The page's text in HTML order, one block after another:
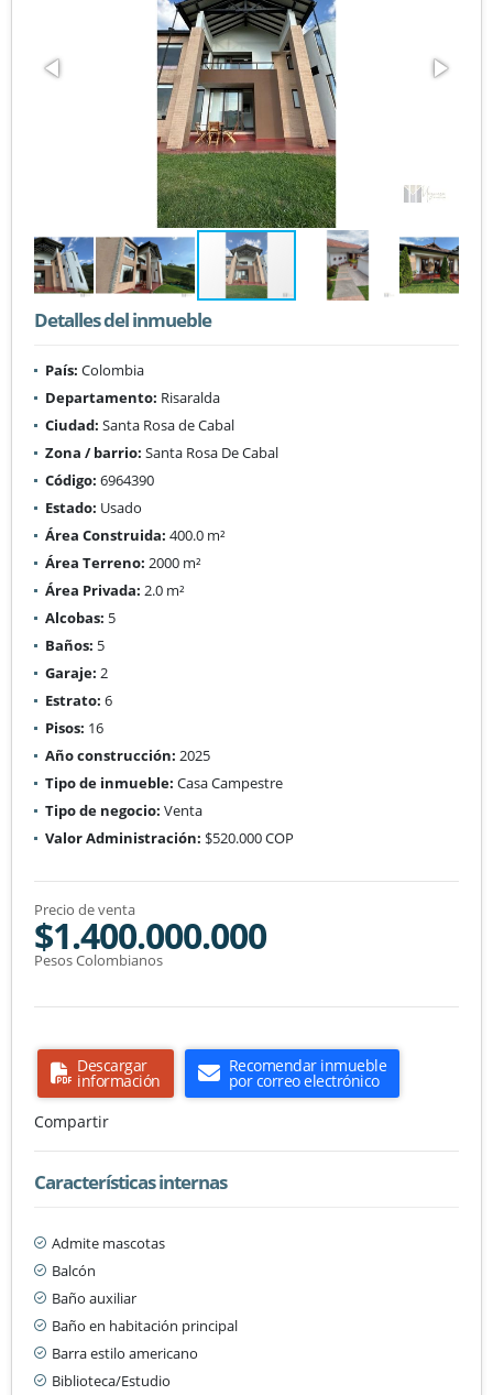
Detalles del inmueble
País: Colombia
Departamento: Risaralda
Ciudad: Santa Rosa de Cabal
Zona / barrio: Santa Rosa De Cabal
Código: 6964390
Estado: Usado
Área Construida: 400.0 m²
Área Terreno: 2000 m²
Área Privada: 2.0 m²
Alcobas: 5
Baños: 5
Garaje: 2
Estrato: 6
Pisos: 16
Año construcción: 2025
Tipo de inmueble: Casa Campestre
Tipo de negocio: Venta
Valor Administración: $520.000 COP
Precio de venta
$1.400.000.000
Pesos Colombianos
Descargar
información
Recomendar inmueble
por correo electrónico
Compartir
Características internas
Admite mascotas
Balcón
Baño auxiliar
Baño en habitación principal
Barra estilo americano
Biblioteca/Estudio